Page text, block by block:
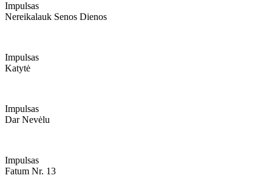
Impulsas
Nereikalauk Senos Dienos
Impulsas
Katytė
Impulsas
Dar Nevėlu
Impulsas
Fatum Nr. 13